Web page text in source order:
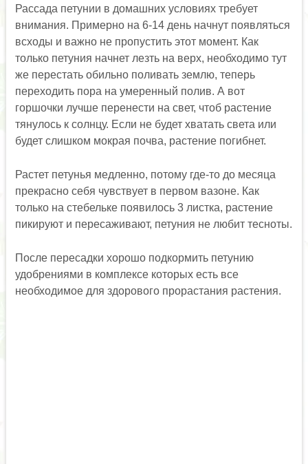
Рассада петунии в домашних условиях требует
внимания. Примерно на 6-14 день начнут появляться
всходы и важно не пропустить этот момент. Как
только петуния начнет лезть на верх, необходимо тут
же перестать обильно поливать землю, теперь
переходить пора на умеренный полив. А вот
горшочки лучше перенести на свет, чтоб растение
тянулось к солнцу. Если не будет хватать света или
будет слишком мокрая почва, растение погибнет.
Растет петунья медленно, потому где-то до месяца
прекрасно себя чувствует в первом вазоне. Как
только на стебельке появилось 3 листка, растение
пикируют и пересаживают, петуния не любит тесноты.
После пересадки хорошо подкормить петунию
удобрениями в комплексе которых есть все
необходимое для здорового прорастания растения.